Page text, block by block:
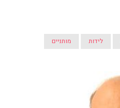
לידות מותניים